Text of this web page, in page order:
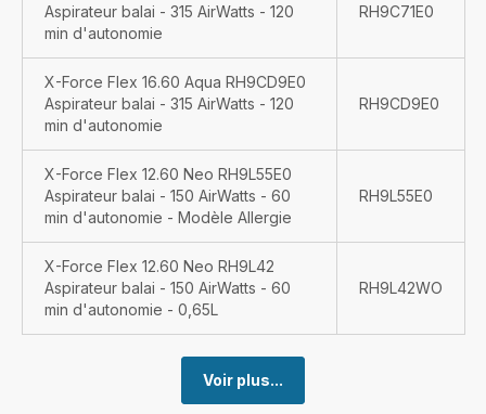
Aspirateur balai - 315 AirWatts - 120
min d'autonomie
RH9C71E0
X-Force Flex 16.60 Aqua RH9CD9E0
Aspirateur balai - 315 AirWatts - 120
min d'autonomie
RH9CD9E0
X-Force Flex 12.60 Neo RH9L55E0
Aspirateur balai - 150 AirWatts - 60
min d'autonomie - Modèle Allergie
RH9L55E0
X-Force Flex 12.60 Neo RH9L42
Aspirateur balai - 150 AirWatts - 60
min d'autonomie - 0,65L
RH9L42WO
Voir plus...